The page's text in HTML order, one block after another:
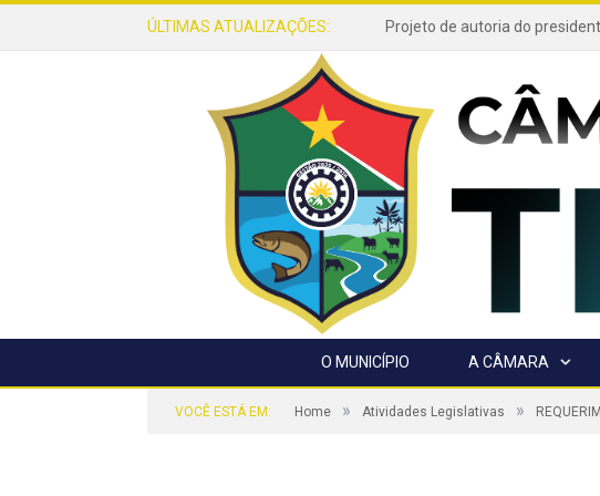
ÚLTIMAS ATUALIZAÇÕES:
O MUNICÍPIO A CÂMARA
VOCÊ ESTÁ EM: Home » Atividades Legislativas »